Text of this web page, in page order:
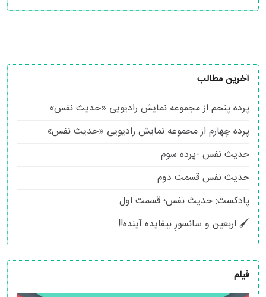
آخرین مطالب
پرده پنجم از مجموعه نمایش رادیویی «حدیث نفس»
پرده چهارم از مجموعه نمایش رادیویی «حدیث نفس»
حدیث نفس -پرده سوم
حدیث نفس قسمت دوم
پادکست: حدیث نفس؛ قسمت اول
🖌 اربعین و سانسورِ بیفایده آینده!!
فیلم